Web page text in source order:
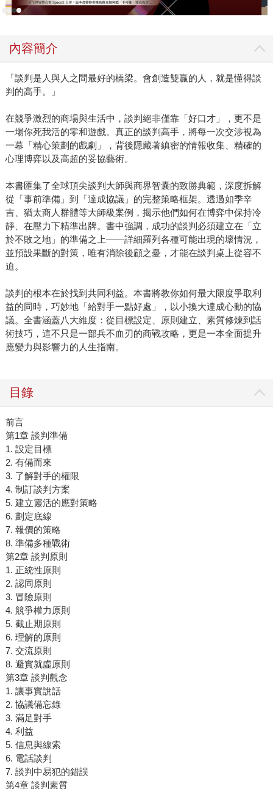
內容簡介
「談判是人與人之間最好的橋梁。會創造雙贏的人，就是懂得談
判的高手。」
在競爭激烈的商場與生活中，談判絕非僅靠「好口才」，更不是
一場你死我活的零和遊戲。真正的談判高手，將每一次交涉視為
一幕「精心策劃的戲劇」，背後隱藏著縝密的情報收集、精確的
心理博弈以及高超的妥協藝術。
本書匯集了全球頂尖談判大師與商界智囊的致勝典範，深度拆解
從「事前準備」到「達成協議」的完整策略框架。透過如季辛
吉、猶太商人群體等大師級案例，揭示他們如何在博弈中保持冷
靜、在壓力下精準出牌。書中強調，成功的談判必須建立在「立
於不敗之地」的準備之上——詳細羅列各種可能出現的壞情況，
並預設果斷的對策，唯有消除後顧之憂，才能在談判桌上從容不
迫。
談判的根本在於找到共同利益。本書將教你如何最大限度爭取利
益的同時，巧妙地「給對手一點好處」，以小換大達成心動的協
議。全書涵蓋八大維度：從目標設定、原則建立、素質修煉到話
術技巧，這不只是一部兵不血刃的商戰攻略，更是一本全面提升
應變力與影響力的人生指南。
目錄
前言
第1章 談判準備
1. 設定目標
2. 有備而來
3. 了解對手的權限
4. 制訂談判方案
5. 建立靈活的應對策略
6. 劃定底線
7. 報價的策略
8. 準備多種戰術
第2章 談判原則
1. 正統性原則
2. 認同原則
3. 冒險原則
4. 競爭權力原則
5. 截止期原則
6. 理解的原則
7. 交流原則
8. 避實就虛原則
第3章 談判觀念
1. 讓事實說話
2. 協議備忘錄
3. 滿足對手
4. 利益
5. 信息與線索
6. 電話談判
7. 談判中易犯的錯誤
第4章 談判素質